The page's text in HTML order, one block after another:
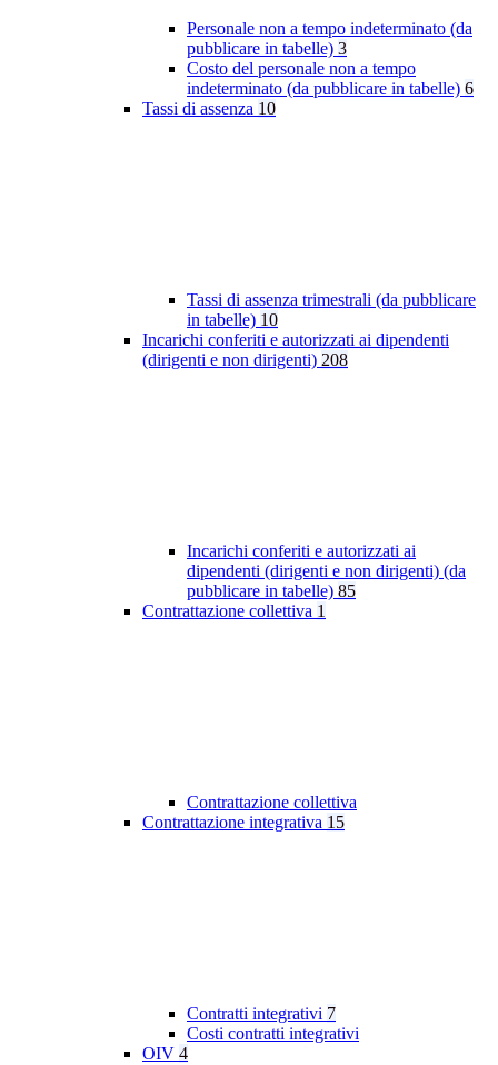
Personale non a tempo indeterminato (da
pubblicare in tabelle) 3
Costo del personale non a tempo
indeterminato (da pubblicare in tabelle) 6
Tassi di assenza 10
Tassi di assenza trimestrali (da pubblicare
in tabelle) 10
Incarichi conferiti e autorizzati ai dipendenti
(dirigenti e non dirigenti) 208
Incarichi conferiti e autorizzati ai
dipendenti (dirigenti e non dirigenti) (da
pubblicare in tabelle) 85
Contrattazione collettiva 1
Contrattazione collettiva
Contrattazione integrativa 15
Contratti integrativi 7
Costi contratti integrativi
OIV 4